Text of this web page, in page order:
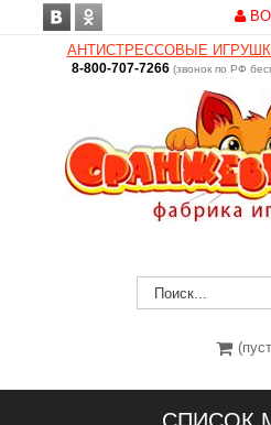
АНТИСТРЕССОВЫЕ
8-800-707-7266 (звонок по РФ